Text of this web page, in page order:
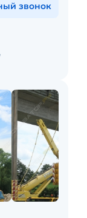
звонок